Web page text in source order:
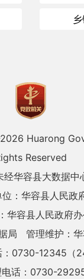
2026 Huarong
Reserved
经华容县大数据中
位：华容县人民政
华容县人民政府
局
管理维护：
0730-12345（
电话：0730-